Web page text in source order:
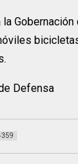
la
Defensa